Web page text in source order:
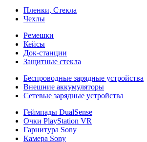
Пленки, Стекла
Чехлы
Ремешки
Кейсы
Док-станции
Защитные стекла
Беспроводные зарядные устройства
Внешние аккумуляторы
Сетевые зарядные устройства
Геймпады DualSense
Очки PlayStation VR
Гарнитура Sony
Камера Sony